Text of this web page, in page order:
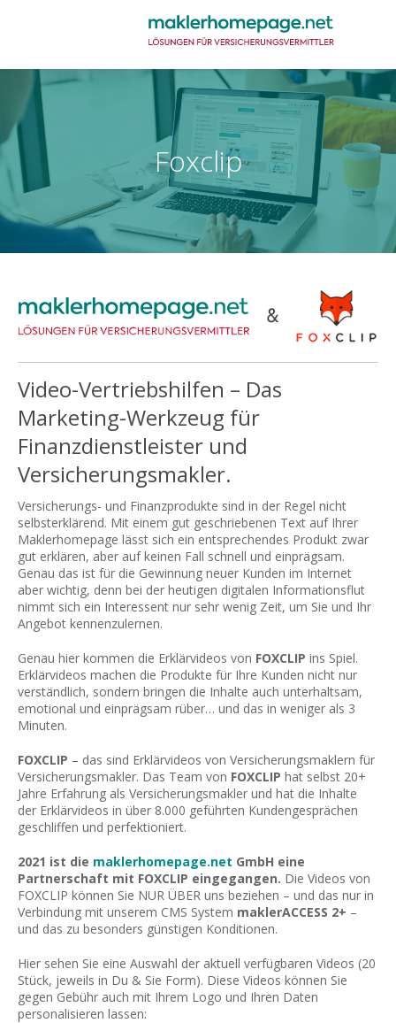
Foxclip
Video-Vertriebshilfen – Das
Marketing-Werkzeug für
Finanzdienstleister und
Versicherungsmakler.
Versicherungs- und Finanzprodukte sind in der Regel nicht
selbsterklärend. Mit einem gut geschriebenen Text auf Ihrer
Maklerhomepage lässt sich ein entsprechendes Produkt zwar
gut erklären, aber auf keinen Fall schnell und einprägsam.
Genau das ist für die Gewinnung neuer Kunden im Internet
aber wichtig, denn bei der heutigen digitalen Informationsflut
nimmt sich ein Interessent nur sehr wenig Zeit, um Sie und Ihr
Angebot kennenzulernen.
Genau hier kommen die Erklärvideos von FOXCLIP ins Spiel.
Erklärvideos machen die Produkte für Ihre Kunden nicht nur
verständlich, sondern bringen die Inhalte auch unterhaltsam,
emotional und einprägsam rüber… und das in weniger als 3
Minuten.
FOXCLIP – das sind Erklärvideos von Versicherungsmaklern für
Versicherungsmakler. Das Team von FOXCLIP hat selbst 20+
Jahre Erfahrung als Versicherungsmakler und hat die Inhalte
der Erklärvideos in über 8.000 geführten Kundengesprächen
geschliffen und perfektioniert.
2021 ist die maklerhomepage.net GmbH eine
Partnerschaft mit FOXCLIP eingegangen. Die Videos von
FOXCLIP können Sie NUR ÜBER uns beziehen – und das nur in
Verbindung mit unserem CMS System maklerACCESS 2+ –
und das zu besonders günstigen Konditionen.
Hier sehen Sie eine Auswahl der aktuell verfügbaren Videos (20
Stück, jeweils in Du & Sie Form). Diese Videos können Sie
gegen Gebühr auch mit Ihrem Logo und Ihren Daten
personalisieren lassen: